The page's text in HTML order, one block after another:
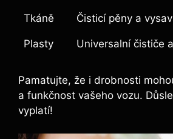
Tkáně Čisticí pěny a
Plasty Universalní čističe
Pamatujte, že i drobnosti
a funkčnost vašeho vozu.
vyplatí!